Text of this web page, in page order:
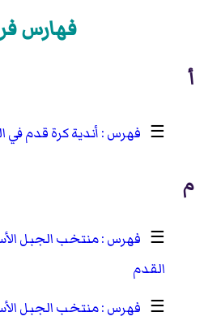
فهارس
أ
☰ أندية كرة قدم في
م
☰
القدم
☰
منتخب الجبل